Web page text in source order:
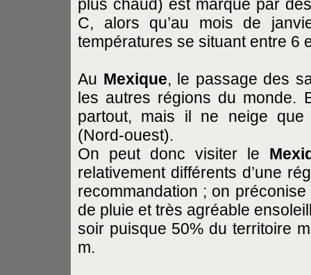
plus chaud) est marqué par
C, alors qu’au mois de
températures se situant entre 6
Au Mexique, le passage des
les autres régions du monde.
partout, mais il ne neige que
(Nord-ouest).
On peut donc visiter le
relativement différents d’une
recommandation ; on
de pluie et très agréable
soir puisque 50% du territoire
m.